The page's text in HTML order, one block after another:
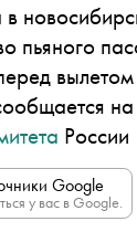
пьяного
вылетом
на
России
Google
у вас в Google.